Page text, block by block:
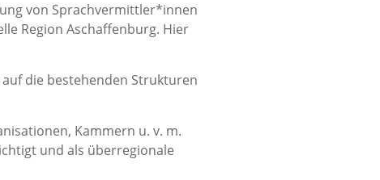
von Sprachvermittler*innen
Region Aschaffenburg. Hier
die bestehenden Strukturen
Kammern u. v. m.
und als überregionale